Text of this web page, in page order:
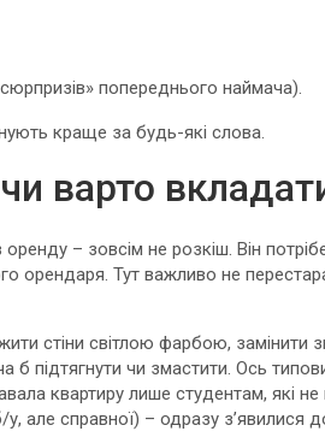
попереднього наймача).
краще за будь-які слова.
варто
– зовсім не розкіш. Він
орендаря. Тут важливо не
стіни світлою фарбою, замінити
б підтягнути чи змастити. Ось
квартиру лише студентам, які не
але справної) – одразу з’явилися